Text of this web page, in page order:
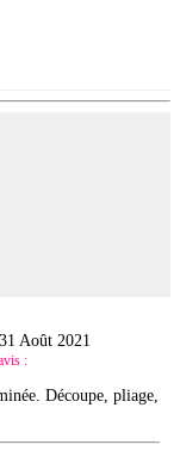
Août 2021
:
Découpe, pliage,